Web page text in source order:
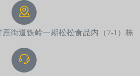
街道铁岭一期松松食品内（7-1）栋